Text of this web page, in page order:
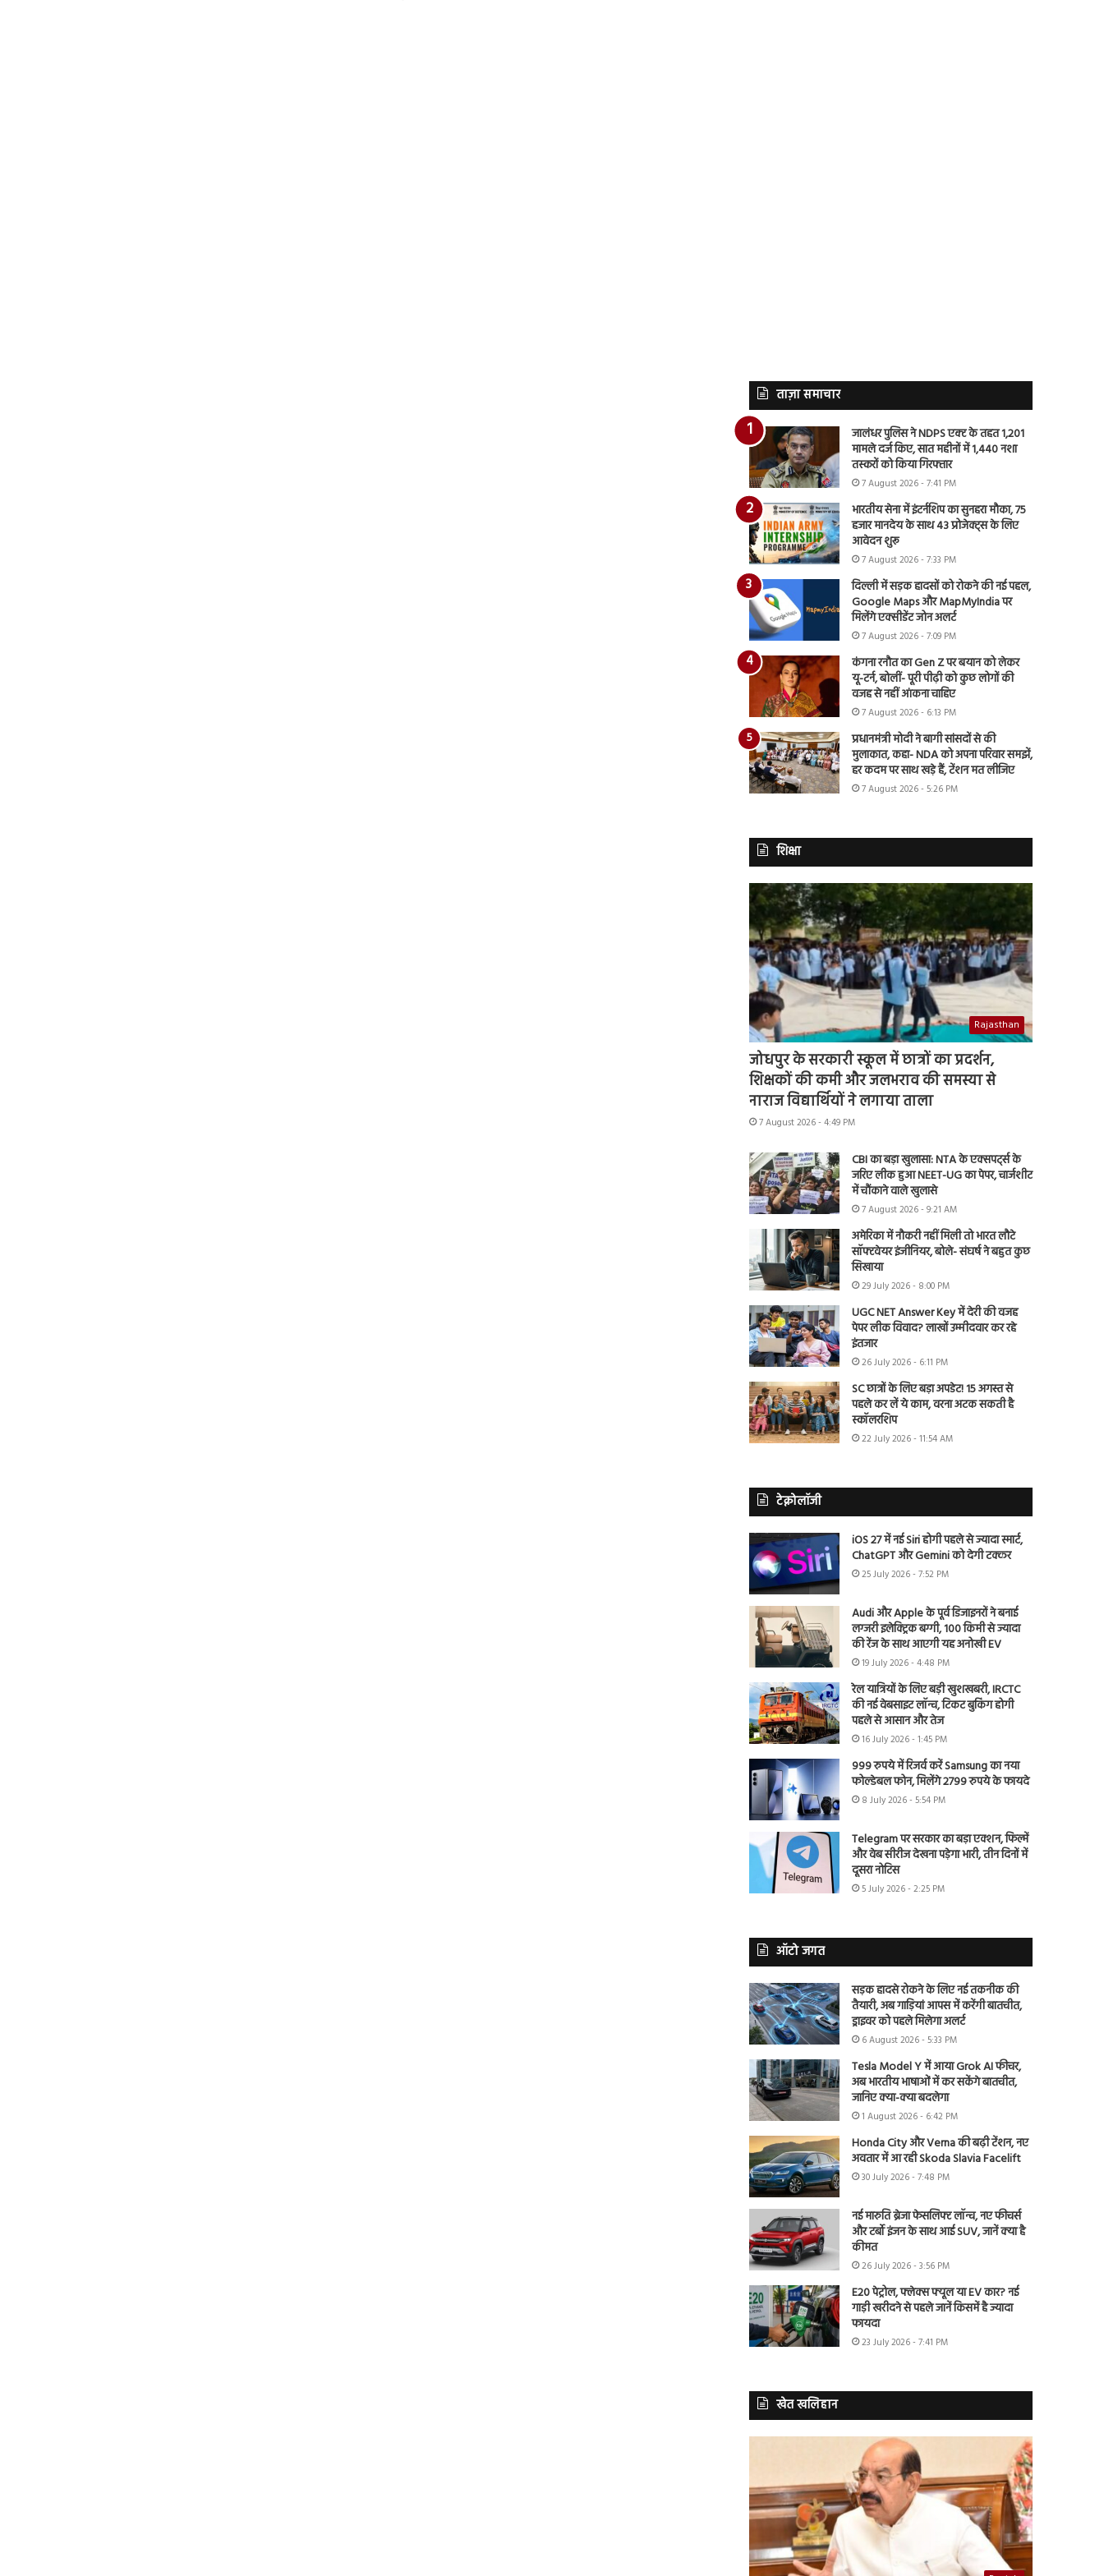
ताज़ा समाचार
जालंधर पुलिस ने NDPS एक्ट के तहत 1,201
मामले दर्ज किए, सात महीनों में 1,440 नशा
तस्करों को किया गिरफ्तार
7 August 2026 - 7:41 PM
भारतीय सेना में इंटर्नशिप का सुनहरा मौका, 75
हजार मानदेय के साथ 43 प्रोजेक्ट्स के लिए
आवेदन शुरू
7 August 2026 - 7:33 PM
दिल्ली में सड़क हादसों को रोकने की नई पहल,
Google Maps और MapMyIndia पर
मिलेंगे एक्सीडेंट जोन अलर्ट
7 August 2026 - 7:09 PM
कंगना रनौत का Gen Z पर बयान को लेकर
यू-टर्न, बोलीं- पूरी पीढ़ी को कुछ लोगों की
वजह से नहीं आंकना चाहिए
7 August 2026 - 6:13 PM
प्रधानमंत्री मोदी ने बागी सांसदों से की
मुलाकात, कहा- NDA को अपना परिवार समझें,
हर कदम पर साथ खड़े हैं, टेंशन मत लीजिए
7 August 2026 - 5:26 PM
शिक्षा
Rajasthan
जोधपुर के सरकारी स्कूल में छात्रों का प्रदर्शन,
शिक्षकों की कमी और जलभराव की समस्या से
नाराज विद्यार्थियों ने लगाया ताला
7 August 2026 - 4:49 PM
CBI का बड़ा खुलासा: NTA के एक्सपर्ट्स के
जरिए लीक हुआ NEET-UG का पेपर, चार्जशीट
में चौंकाने वाले खुलासे
7 August 2026 - 9:21 AM
अमेरिका में नौकरी नहीं मिली तो भारत लौटे
सॉफ्टवेयर इंजीनियर, बोले- संघर्ष ने बहुत कुछ
सिखाया
29 July 2026 - 8:00 PM
UGC NET Answer Key में देरी की वजह
पेपर लीक विवाद? लाखों उम्मीदवार कर रहे
इंतजार
26 July 2026 - 6:11 PM
SC छात्रों के लिए बड़ा अपडेट! 15 अगस्त से
पहले कर लें ये काम, वरना अटक सकती है
स्कॉलरशिप
22 July 2026 - 11:54 AM
टेक्नोलॉजी
iOS 27 में नई Siri होगी पहले से ज्यादा स्मार्ट,
ChatGPT और Gemini को देगी टक्कर
25 July 2026 - 7:52 PM
Audi और Apple के पूर्व डिजाइनरों ने बनाई
लग्जरी इलेक्ट्रिक बग्गी, 100 किमी से ज्यादा
की रेंज के साथ आएगी यह अनोखी EV
19 July 2026 - 4:48 PM
रेल यात्रियों के लिए बड़ी खुशखबरी, IRCTC
की नई वेबसाइट लॉन्च, टिकट बुकिंग होगी
पहले से आसान और तेज
16 July 2026 - 1:45 PM
999 रुपये में रिजर्व करें Samsung का नया
फोल्डेबल फोन, मिलेंगे 2799 रुपये के फायदे
8 July 2026 - 5:54 PM
Telegram पर सरकार का बड़ा एक्शन, फिल्में
और वेब सीरीज देखना पड़ेगा भारी, तीन दिनों में
दूसरा नोटिस
5 July 2026 - 2:25 PM
ऑटो जगत
सड़क हादसे रोकने के लिए नई तकनीक की
तैयारी, अब गाड़ियां आपस में करेंगी बातचीत,
ड्राइवर को पहले मिलेगा अलर्ट
6 August 2026 - 5:33 PM
Tesla Model Y में आया Grok AI फीचर,
अब भारतीय भाषाओं में कर सकेंगे बातचीत,
जानिए क्या-क्या बदलेगा
1 August 2026 - 6:42 PM
Honda City और Verna की बढ़ी टेंशन, नए
अवतार में आ रही Skoda Slavia Facelift
30 July 2026 - 7:48 PM
नई मारुति ब्रेजा फेसलिफ्ट लॉन्च, नए फीचर्स
और टर्बो इंजन के साथ आई SUV, जानें क्या है
कीमत
26 July 2026 - 3:56 PM
E20 पेट्रोल, फ्लेक्स फ्यूल या EV कार? नई
गाड़ी खरीदने से पहले जानें किसमें है ज्यादा
फायदा
23 July 2026 - 7:41 PM
खेत खलिहान